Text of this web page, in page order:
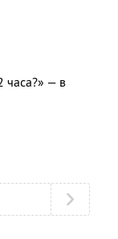
часа?» — в